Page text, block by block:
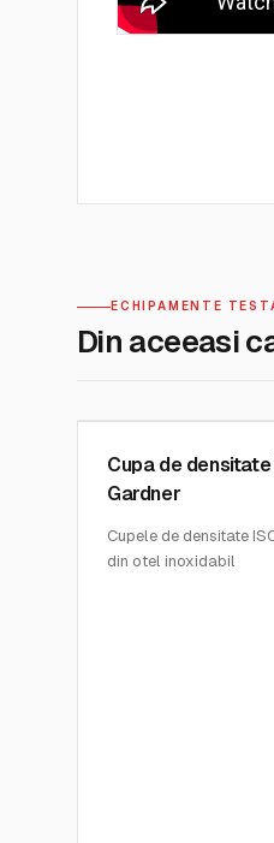
ECHIPAMENTE
Din aceeasi
Cupa de densitate
Gardner
Cupele de densitate
din otel inoxidabil